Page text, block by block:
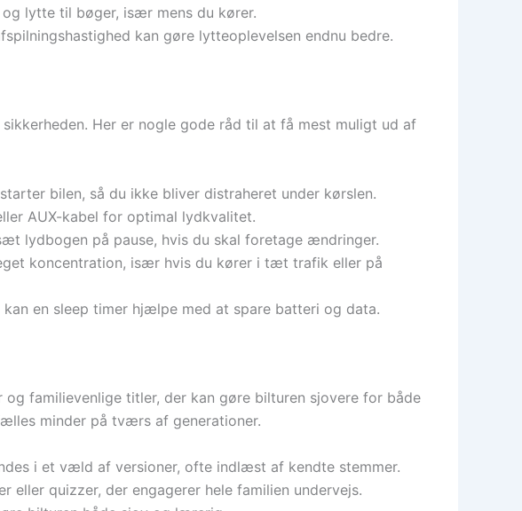
lytte til bøger, især mens du kører.
kan gøre lytteoplevelsen endnu bedre.
Her er nogle gode råd til at få mest muligt ud af
bilen, så du ikke bliver distraheret under kørslen.
AUX-kabel for optimal lydkvalitet.
lydbogen på pause, hvis du skal foretage ændringer.
koncentration, især hvis du kører i tæt trafik eller på
en sleep timer hjælpe med at spare batteri og data.
familievenlige titler, der kan gøre bilturen sjovere for både
minder på tværs af generationer.
i et væld af versioner, ofte indlæst af kendte stemmer.
eller quizzer, der engagerer hele familien undervejs.